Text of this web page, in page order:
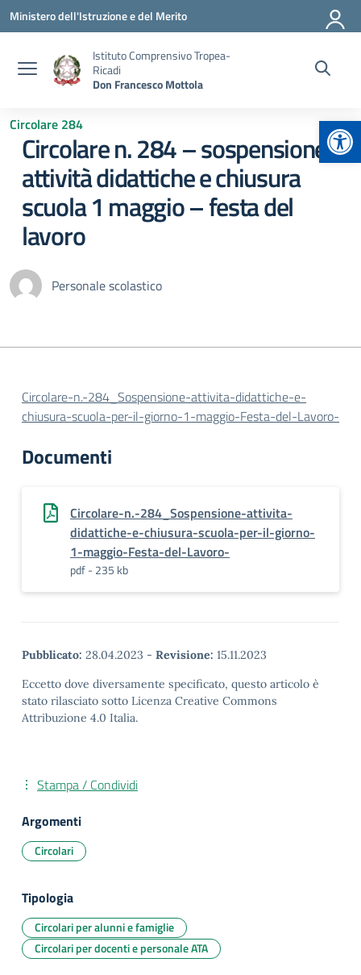
Vai ai contenuti
Vai al menu di navigazione
Vai al footer
Ministero dell'Istruzione e del Merito
Istituto Comprensivo Tropea-
Ricadi
Don Francesco Mottola
Circolare 284
Circolare n. 284 – sospensione
attività didattiche e chiusura
scuola 1 maggio – festa del
lavoro
Personale scolastico
Circolare-n.-284_Sospensione-attivita-didattiche-e-
chiusura-scuola-per-il-giorno-1-maggio-Festa-del-Lavoro-
Documenti
Circolare-n.-284_Sospensione-attivita-
didattiche-e-chiusura-scuola-per-il-giorno-
1-maggio-Festa-del-Lavoro-
pdf - 235 kb
Pubblicato: 28.04.2023 - Revisione: 15.11.2023
Eccetto dove diversamente specificato, questo articolo è
stato rilasciato sotto Licenza Creative Commons
Attribuzione 4.0 Italia.
Stampa / Condividi
Argomenti
Circolari
Tipologia
Circolari per alunni e famiglie
Circolari per docenti e personale ATA